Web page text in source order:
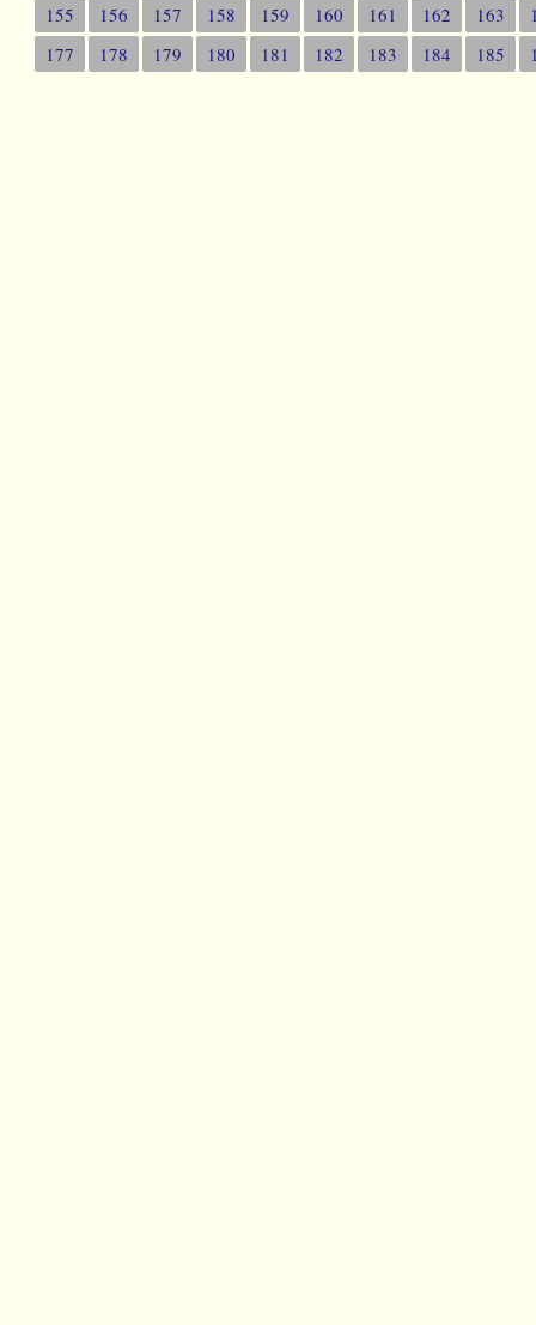
155
156 157 158 159 160 161 162 163
177
178 179 180 181 182 183 184 185